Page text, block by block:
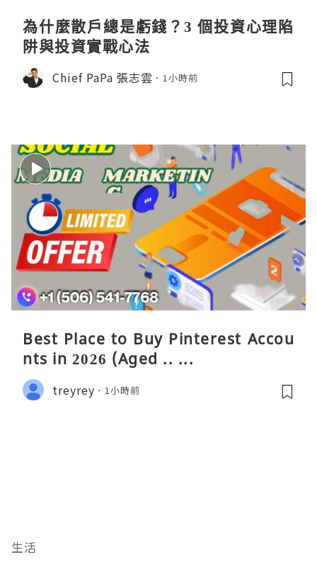
為什麼散戶總是虧錢？3 個投資心理陷
阱與投資實戰心法
Chief PaPa 張志雲 1小時前
Best Place to Buy Pinterest Accou
nts in 2026 (Aged .. ...
treyrey 1小時前
生活